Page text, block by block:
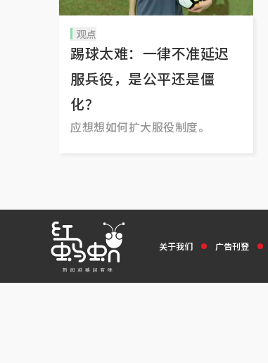
观点
踢球太难：一律不准延迟
服兵役，是公平还是僵
化？
应想想如何扩大服役制度。
关于我们 广告刊登